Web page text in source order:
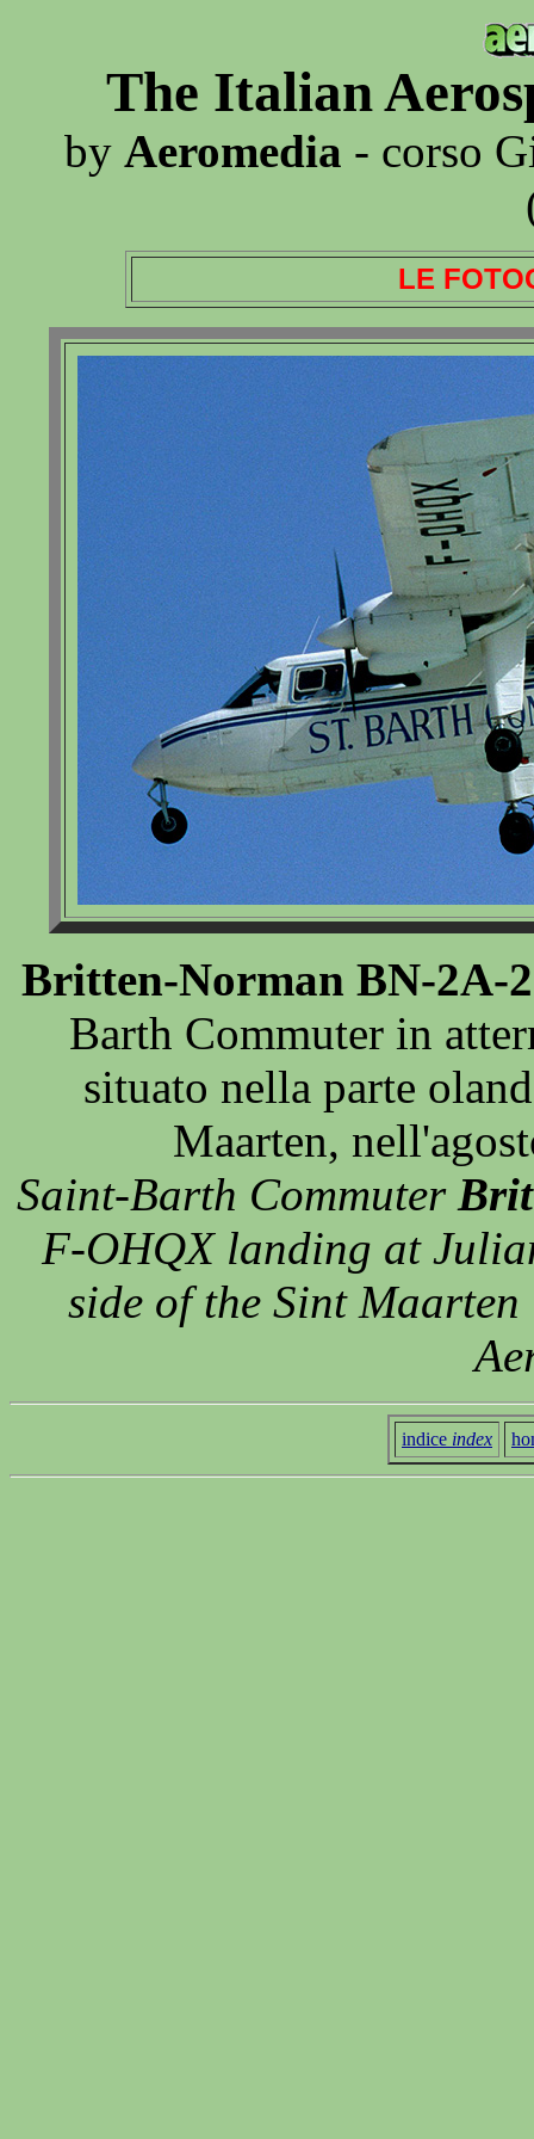
The Italian
by Aeromedia - corso
LE
Britten-Norman BN-2A-
Barth Commuter in
situato nella parte
Maarten,
Saint-Barth Commuter
F-OHQX landing at
side of the Sint
indice index